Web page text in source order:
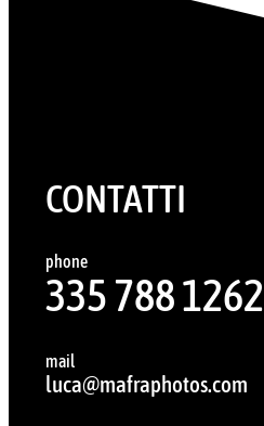
CONTATTI
phone
335 788 1262
mail
luca@mafraphotos.com